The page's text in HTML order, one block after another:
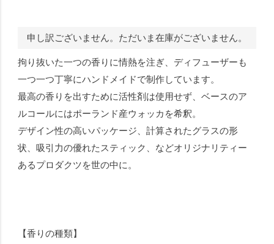
申し訳ございません。ただいま在庫がございません。
拘り抜いた一つの香りに情熱を注ぎ、ディフューザーも
一つ一つ丁寧にハンドメイドで制作しています。
最高の香りを出すために活性剤は使用せず、ベースのア
ルコールにはポーランド産ウォッカを希釈。
デザイン性の高いパッケージ、計算されたグラスの形
状、吸引力の優れたスティック、などオリジナリティー
あるプロダクツを世の中に。
【香りの種類】